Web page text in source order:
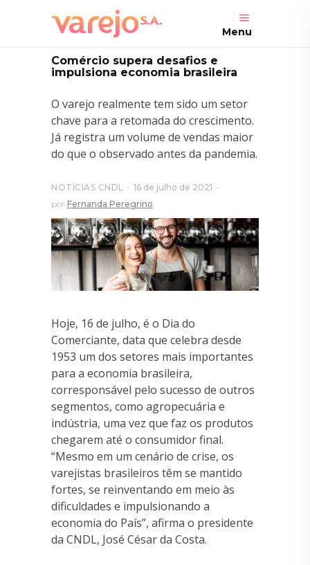
Menu
Comércio supera desafios e
impulsiona economia brasileira
O varejo realmente tem sido um setor
chave para a retomada do crescimento.
Já registra um volume de vendas maior
do que o observado antes da pandemia.
NOTÍCIAS CNDL
16 de julho de 2021
por Fernanda Peregrino
Hoje, 16 de julho, é o Dia do
Comerciante, data que celebra desde
1953 um dos setores mais importantes
para a economia brasileira,
corresponsável pelo sucesso de outros
segmentos, como agropecuária e
indústria, uma vez que faz os produtos
chegarem até o consumidor final.
“Mesmo em um cenário de crise, os
varejistas brasileiros têm se mantido
fortes, se reinventando em meio às
dificuldades e impulsionando a
economia do País”, afirma o presidente
da CNDL, José César da Costa.